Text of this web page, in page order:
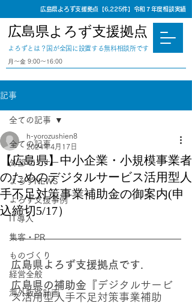
広島県よろず支援拠点【6,225件】令和７年度相談実績
広島県よろず支援拠点
​よろずとは？国が全国に設置する無料相談所です
⽉〜⾦ 9:00〜16:00
記事
全ての記事
外部セミナー
よろずNEWS
よろず支援事例
IT導入
集客・PR
ものづくり
経営全般
海外販路計画
全ての記事
【広島県】中小企業・小規模事業者
のためのデジタルサービス活用型人
手不足対策事業補助金の御案内(申
込締切5/17）
h-yorozushien8
2024年4月17日
広島県よろず支援拠点です.
広島県の補助金『デジタルサービ
ス活用型人手不足対策事業補助